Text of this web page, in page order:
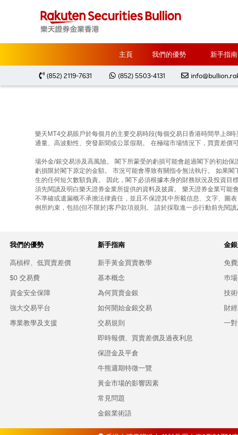
主頁 我們的優勢 新手指南
(852) 2119-7631 (852) 5503-4131
主頁 Market Analysis 每周黃金分析 20240722
樂天MT4交易賬戶於每個月的主要交易時段(每個交易日香港時間早上8
通量、高波動性、突發新聞或公眾假期。 在極端市場情況下，買賣差價
場外金/銀交易涉及高風險。 閣下所蒙受的虧損可能會超過閣下的初始
虧損限於閣下原定的金額。 市況可能會導致有關指令無法執行。 如果
生的任何短欠數額負責。 因此，閣下必須根據本身的財務狀況及投資
須先閱讀及明白樂天證券金業所提供的資料及披露。 樂天證券金業可能
不準確或遺漏概不承擔法律責任，並且不保證其中所載信息、文字、圖
例所約束，包括(但不限於)客戶款項規則。 請於採取進一步行動前先閱
我們的優勢
高槓桿、低買賣差價
$0 交易費
資金安全保障
強大交易平台
專業教學及支援
新手指南
新手黃金買賣教學
基本概念
為何買賣金銀
如何開始金銀交易
交易規則
即時報價、買賣差價及過夜利息
保證金及平倉
牛熊週期特徵一覽
黃金市場的影響因素
常見問題
金銀業術語
金
免
巿
技
財
一